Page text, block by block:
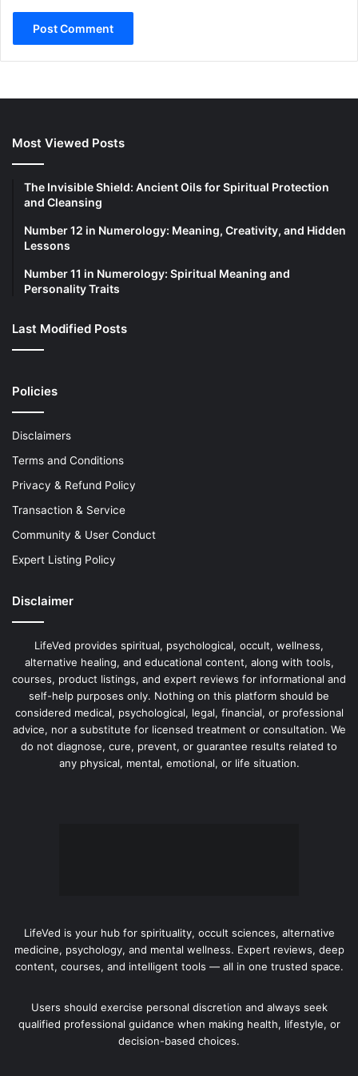
Most Viewed Posts
The Invisible Shield: Ancient Oils for Spiritual Protection
and Cleansing
Number 12 in Numerology: Meaning, Creativity, and Hidden
Lessons
Number 11 in Numerology: Spiritual Meaning and
Personality Traits
Last Modified Posts
Policies
Disclaimers
Terms and Conditions
Privacy & Refund Policy
Transaction & Service
Community & User Conduct
Expert Listing Policy
Disclaimer
LifeVed provides spiritual, psychological, occult, wellness,
alternative healing, and educational content, along with tools,
courses, product listings, and expert reviews for informational and
self-help purposes only. Nothing on this platform should be
considered medical, psychological, legal, financial, or professional
advice, nor a substitute for licensed treatment or consultation. We
do not diagnose, cure, prevent, or guarantee results related to
any physical, mental, emotional, or life situation.
LifeVed is your hub for spirituality, occult sciences, alternative
medicine, psychology, and mental wellness. Expert reviews, deep
content, courses, and intelligent tools — all in one trusted space.
Users should exercise personal discretion and always seek
qualified professional guidance when making health, lifestyle, or
decision-based choices.